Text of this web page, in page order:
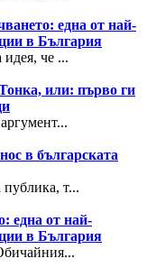
една от най-
в България
идея, че ...
или: първо ги
в българската
т...
една от най-
в България